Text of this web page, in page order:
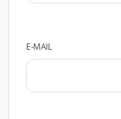
E-MAIL